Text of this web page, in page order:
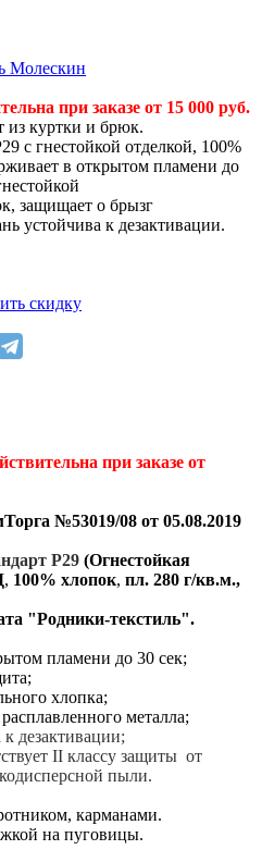
при заказе от 15 000 руб.
из куртки и брюк.
с гнестойкой отделкой, 100%
в открытом пламени до
защищает о брызг
устойчива к дезактивации.
скидку
при заказе от
№53019/08 от 05.08.2019
Р29 (Огнестойкая
, 100% хлопок, пл. 280 г/кв.м.,
"Родники-текстиль".
пламени до 30 сек;
хлопка;
металла;
к дезактивации;
II классу защиты от
пыли.
карманами.
на пуговицы.